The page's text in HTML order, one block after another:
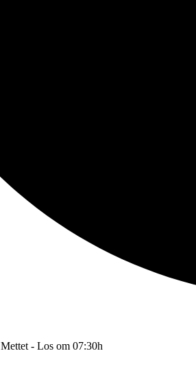
- Los om 07:30h